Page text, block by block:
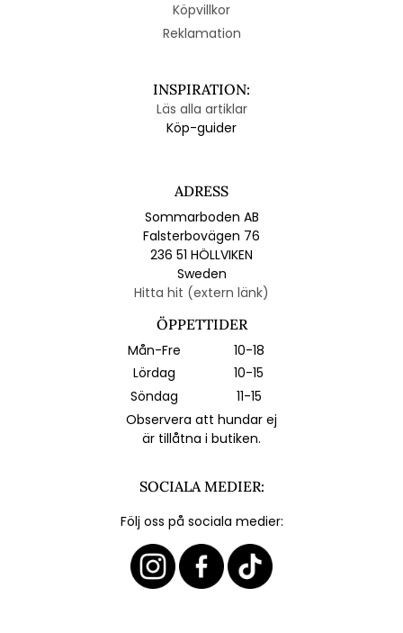
Köpvillkor
Reklamation
INSPIRATION:
Läs alla artiklar
Köp-guider
ADRESS
Sommarboden AB
Falsterbovägen 76
236 51 HÖLLVIKEN
Sweden
Hitta hit (extern länk)
ÖPPETTIDER
Mån-Fre
10-18
Lördag
10-15
Söndag
11-15
Observera att hundar ej
är tillåtna i butiken.
SOCIALA MEDIER:
Följ oss på sociala medier: